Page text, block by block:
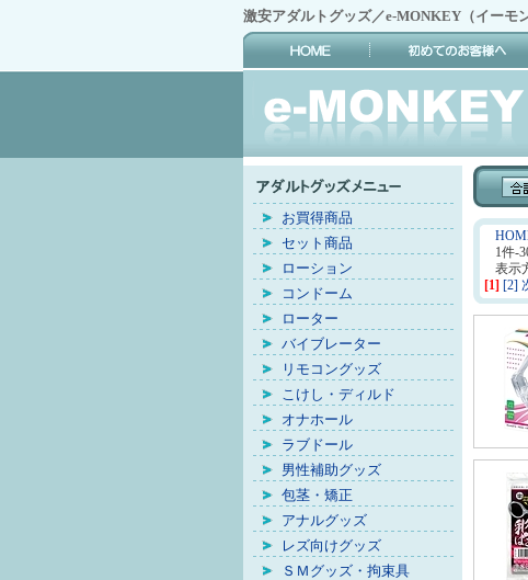
激安アダルトグッズ／e-MONKEY（イーモ
お買得商品
セット商品
ローション
コンドーム
ローター
バイブレーター
リモコングッズ
こけし・ディルド
オナホール
ラブドール
男性補助グッズ
包茎・矯正
アナルグッズ
レズ向けグッズ
ＳＭグッズ・拘束具
1件-
表示
[1] [2]